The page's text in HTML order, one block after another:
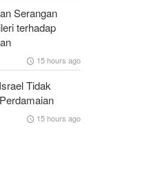
Serangan
terhadap
15 hours ago
Tidak
15 hours ago